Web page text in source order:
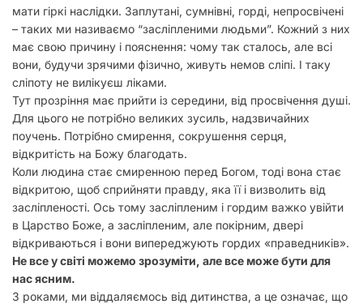
мати гіркі наслідки. Заплутані, сумнівні, горді, непросвічені
– таких ми називаємо “засліпленими людьми”. Кожний з них
має свою причину і пояснення: чому так сталось, але всі
вони, будучи зрячими фізично, живуть немов сліпі. І таку
сліпоту не вилікуєш ліками.
Тут прозріння має прийти із середини, від просвічення душі.
Для цього не потрібно великих зусиль, надзвичайних
поучень. Потрібно смирення, сокрушення серця,
відкритість на Божу благодать.
Коли людина стає смиренною перед Богом, тоді вона стає
відкритою, щоб сприйняти правду, яка її і визволить від
засліпленості. Ось тому засліпленим і гордим важко увійти
в Царство Боже, а засліпленим, але покірним, двері
відкриваються і вони випереджують гордих «праведників».
Не все у світі можемо зрозуміти, але все може бути для
нас ясним.
З роками, ми віддаляємось від дитинства, а це означає, що